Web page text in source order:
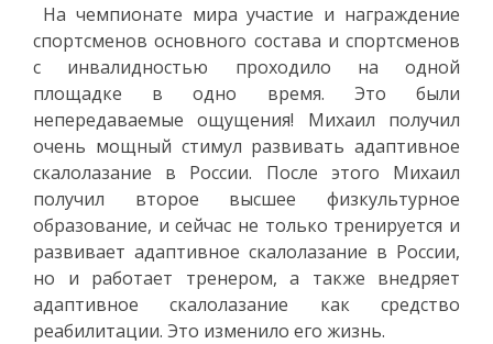
На чемпионате мира участие и награждение
спортсменов основного состава и спортсменов
с инвалидностью проходило на одной
площадке в одно время. Это были
непередаваемые ощущения! Михаил получил
очень мощный стимул развивать адаптивное
скалолазание в России. После этого Михаил
получил второе высшее физкультурное
образование, и сейчас не только тренируется и
развивает адаптивное скалолазание в России,
но и работает тренером, а также внедряет
адаптивное скалолазание как средство
реабилитации. Это изменило его жизнь.